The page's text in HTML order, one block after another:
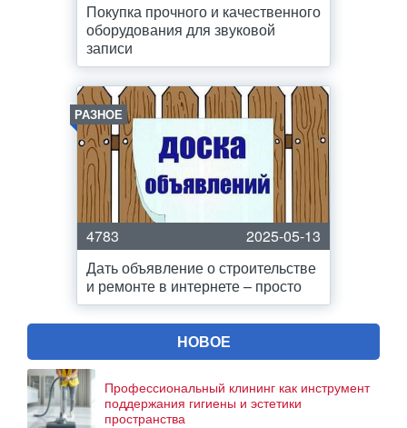
Покупка прочного и качественного
оборудования для звуковой
записи
РАЗНОЕ
4783
2025-05-13
Дать объявление о строительстве
и ремонте в интернете – просто
НОВОЕ
Профессиональный клининг как инструмент
поддержания гигиены и эстетики
пространства